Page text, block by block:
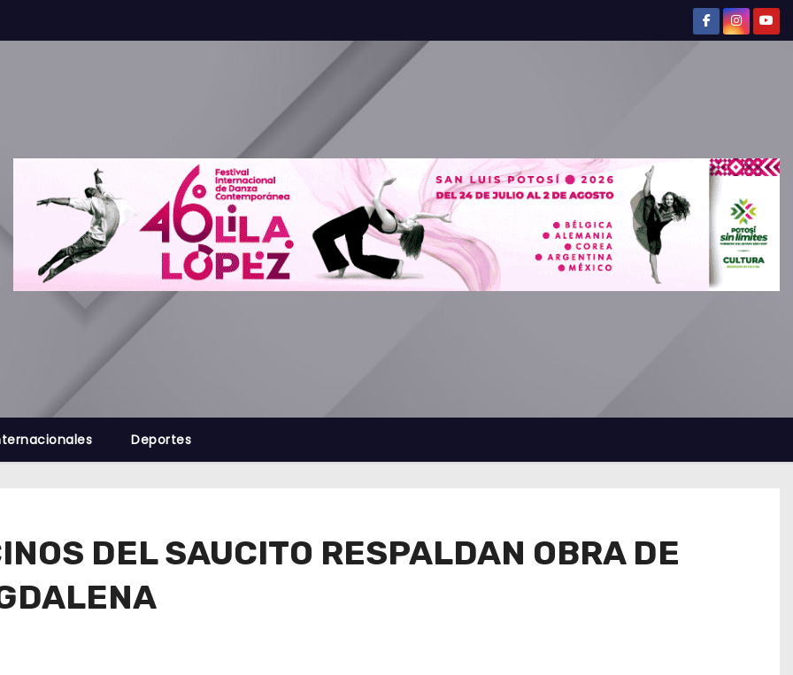
Deportes
DEL SAUCITO RESPALDAN OBRA DE